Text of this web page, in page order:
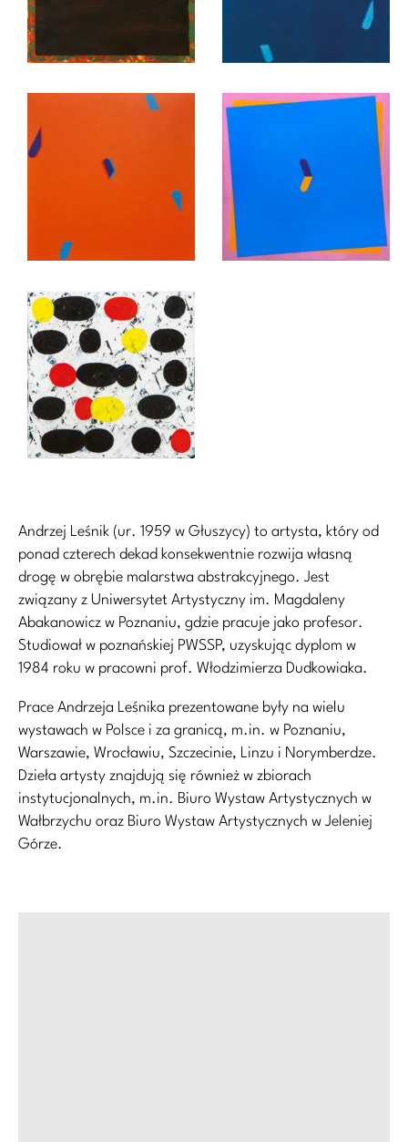
Andrzej Leśnik (ur. 1959 w Głuszycy) to artysta, który od
ponad czterech dekad konsekwentnie rozwija własną
drogę w obrębie malarstwa abstrakcyjnego. Jest
związany z Uniwersytet Artystyczny im. Magdaleny
Abakanowicz w Poznaniu, gdzie pracuje jako profesor.
Studiował w poznańskiej PWSSP, uzyskując dyplom w
1984 roku w pracowni prof. Włodzimierza Dudkowiaka.
Prace Andrzeja Leśnika prezentowane były na wielu
wystawach w Polsce i za granicą, m.in. w Poznaniu,
Warszawie, Wrocławiu, Szczecinie, Linzu i Norymberdze.
Dzieła artysty znajdują się również w zbiorach
instytucjonalnych, m.in. Biuro Wystaw Artystycznych w
Wałbrzychu oraz Biuro Wystaw Artystycznych w Jeleniej
Górze.